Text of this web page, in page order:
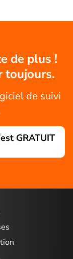
de plus !
toujours.
de suivi
GRATUIT